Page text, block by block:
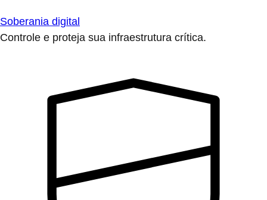
Soberania digital
Controle e proteja sua infraestrutura crítica.